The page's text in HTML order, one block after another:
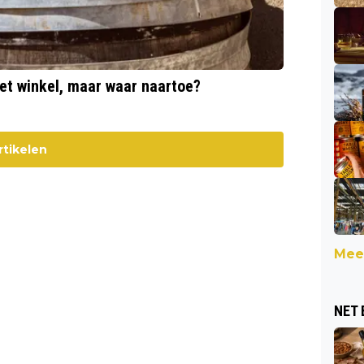
winkel, maar waar naartoe?
NET